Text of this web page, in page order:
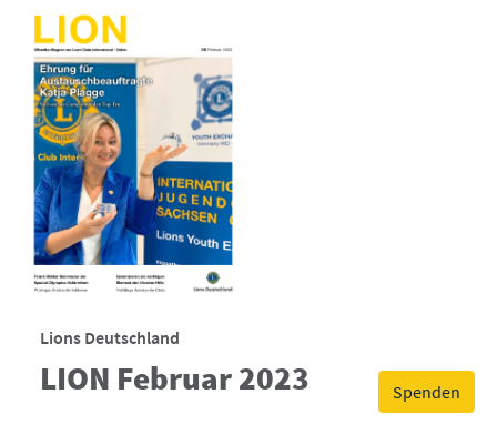
Spenden
Lions Deutschland
LION Februar 2023